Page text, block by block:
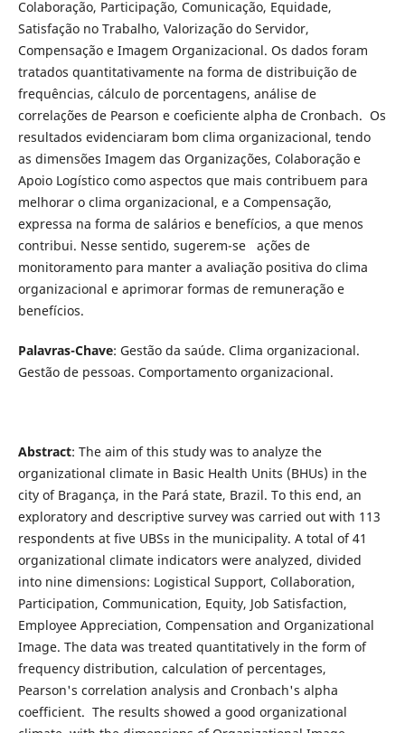
Colaboração, Participação, Comunicação, Equidade,
Satisfação no Trabalho, Valorização do Servidor,
Compensação e Imagem Organizacional. Os dados foram
tratados quantitativamente na forma de distribuição de
frequências, cálculo de porcentagens, análise de
correlações de Pearson e coeficiente alpha de Cronbach. Os
resultados evidenciaram bom clima organizacional, tendo
as dimensões Imagem das Organizações, Colaboração e
Apoio Logístico como aspectos que mais contribuem para
melhorar o clima organizacional, e a Compensação,
expressa na forma de salários e benefícios, a que menos
contribui. Nesse sentido, sugerem-se ações de
monitoramento para manter a avaliação positiva do clima
organizacional e aprimorar formas de remuneração e
benefícios.
Palavras-Chave: Gestão da saúde. Clima organizacional.
Gestão de pessoas. Comportamento organizacional.
Abstract: The aim of this study was to analyze the
organizational climate in Basic Health Units (BHUs) in the
city of Bragança, in the Pará state, Brazil. To this end, an
exploratory and descriptive survey was carried out with 113
respondents at five UBSs in the municipality. A total of 41
organizational climate indicators were analyzed, divided
into nine dimensions: Logistical Support, Collaboration,
Participation, Communication, Equity, Job Satisfaction,
Employee Appreciation, Compensation and Organizational
Image. The data was treated quantitatively in the form of
frequency distribution, calculation of percentages,
Pearson's correlation analysis and Cronbach's alpha
coefficient. The results showed a good organizational